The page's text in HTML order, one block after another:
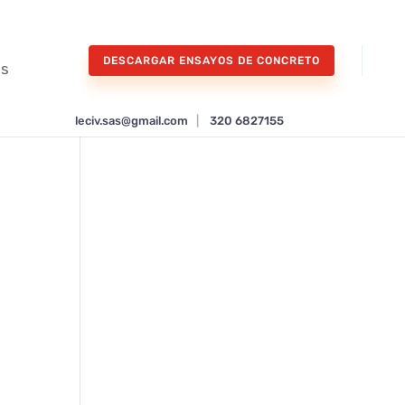
DESCARGAR ENSAYOS DE CONCRETO
leciv.sas@gmail.com 320 6827155